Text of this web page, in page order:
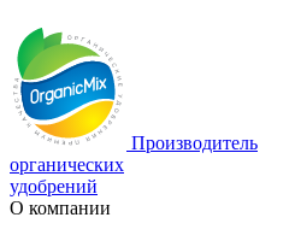
Производитель
органических
удобрений
О компании